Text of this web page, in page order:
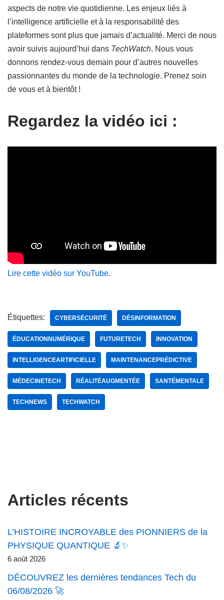
aspects de notre vie quotidienne. Les enjeux liés à
l’intelligence artificielle et à la responsabilité des
plateformes sont plus que jamais d’actualité. Merci de nous
avoir suivis aujourd’hui dans TechWatch. Nous vous
donnons rendez-vous demain pour d’autres nouvelles
passionnantes du monde de la technologie. Prenez soin
de vous et à bientôt !
Regardez la vidéo ici :
Lire cette vidéo sur YouTube.
Étiquettes: CYBERSÉCURITÉ DÉSINFORMATION
ÉDUCATIONNUMÉRIQUE FUTURETECH INNOVATION
INTELLIGENCEARTIFICIELLE MAINTENANCEPRÉDICTIVE
MÉDECINETECH RÉALITÉAUGMENTÉE SANTÉMENTALE
TECHNEWS TECHWATCH
Articles récents
L’HISTOIRE INCROYABLE des PIONNIERS de la
PHYSIQUE QUANTIQUE 🔬✨
6 août 2026
DÉCOUVREZ les dernières tendances Tech du
06/08/2026 🚀